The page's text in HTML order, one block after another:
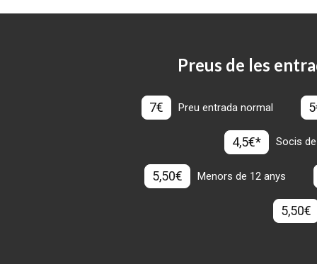
Preus de les
7€ Preu entrada normal
4,5€* Socis
5,50€ Menors de 12 anys
5,50€